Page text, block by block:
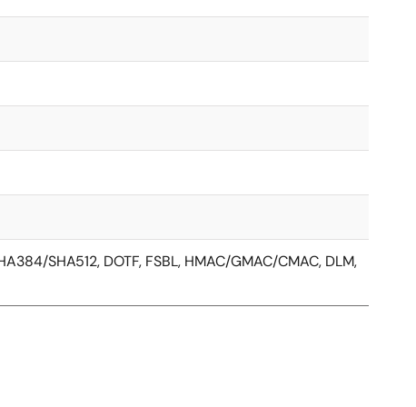
SHA512, DOTF, FSBL, HMAC/GMAC/CMAC, DLM,